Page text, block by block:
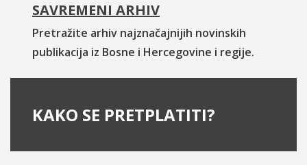
SAVREMENI ARHIV
Pretražite arhiv najznačajnijih novinskih
publikacija iz Bosne i Hercegovine i regije.
KAKO SE PRETPLATITI?